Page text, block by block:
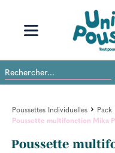
Poussettes Individuelles
Poussette multifonction Mika
Poussette